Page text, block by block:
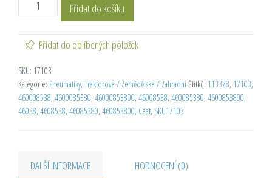
Přidat do košíku
Přidat do oblíbených položek
SKU: 17103
Kategorie: Pneumatiky, Traktorové / Zemědělské / ZahradníŠtítků: 113378, 17103,
460008538, 4600085380, 46000853800, 46008538, 460085380, 4600853800,
46038, 4608538, 46085380, 460853800, Ceat, SKU17103
DALŠÍ INFORMACE HODNOCENÍ (0)